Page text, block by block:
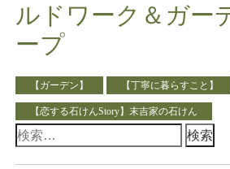
ルドワーク＆ガー
ープ
【ガーデン】 【丁寧に暮らすこと】
【恋する石けんStory】末吉家の石けん
検